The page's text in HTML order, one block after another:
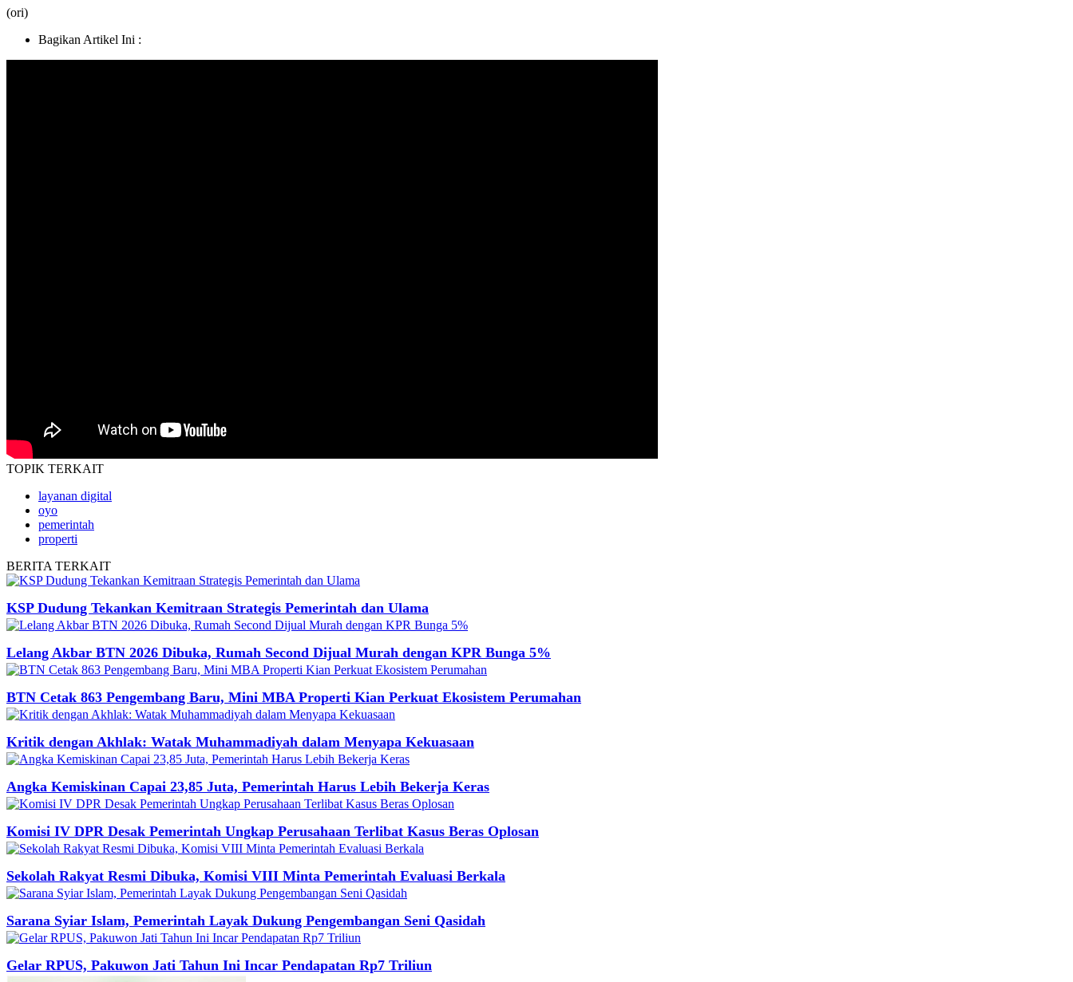
(ori)
Bagikan Artikel Ini :
TOPIK TERKAIT
layanan digital
oyo
pemerintah
properti
BERITA TERKAIT
KSP Dudung Tekankan Kemitraan Strategis Pemerintah dan Ulama
Lelang Akbar BTN 2026 Dibuka, Rumah Second Dijual Murah dengan KPR Bunga 5%
BTN Cetak 863 Pengembang Baru, Mini MBA Properti Kian Perkuat Ekosistem Perumahan
Kritik dengan Akhlak: Watak Muhammadiyah dalam Menyapa Kekuasaan
Angka Kemiskinan Capai 23,85 Juta, Pemerintah Harus Lebih Bekerja Keras
Komisi IV DPR Desak Pemerintah Ungkap Perusahaan Terlibat Kasus Beras Oplosan
Sekolah Rakyat Resmi Dibuka, Komisi VIII Minta Pemerintah Evaluasi Berkala
Sarana Syiar Islam, Pemerintah Layak Dukung Pengembangan Seni Qasidah
Gelar RPUS, Pakuwon Jati Tahun Ini Incar Pendapatan Rp7 Triliun